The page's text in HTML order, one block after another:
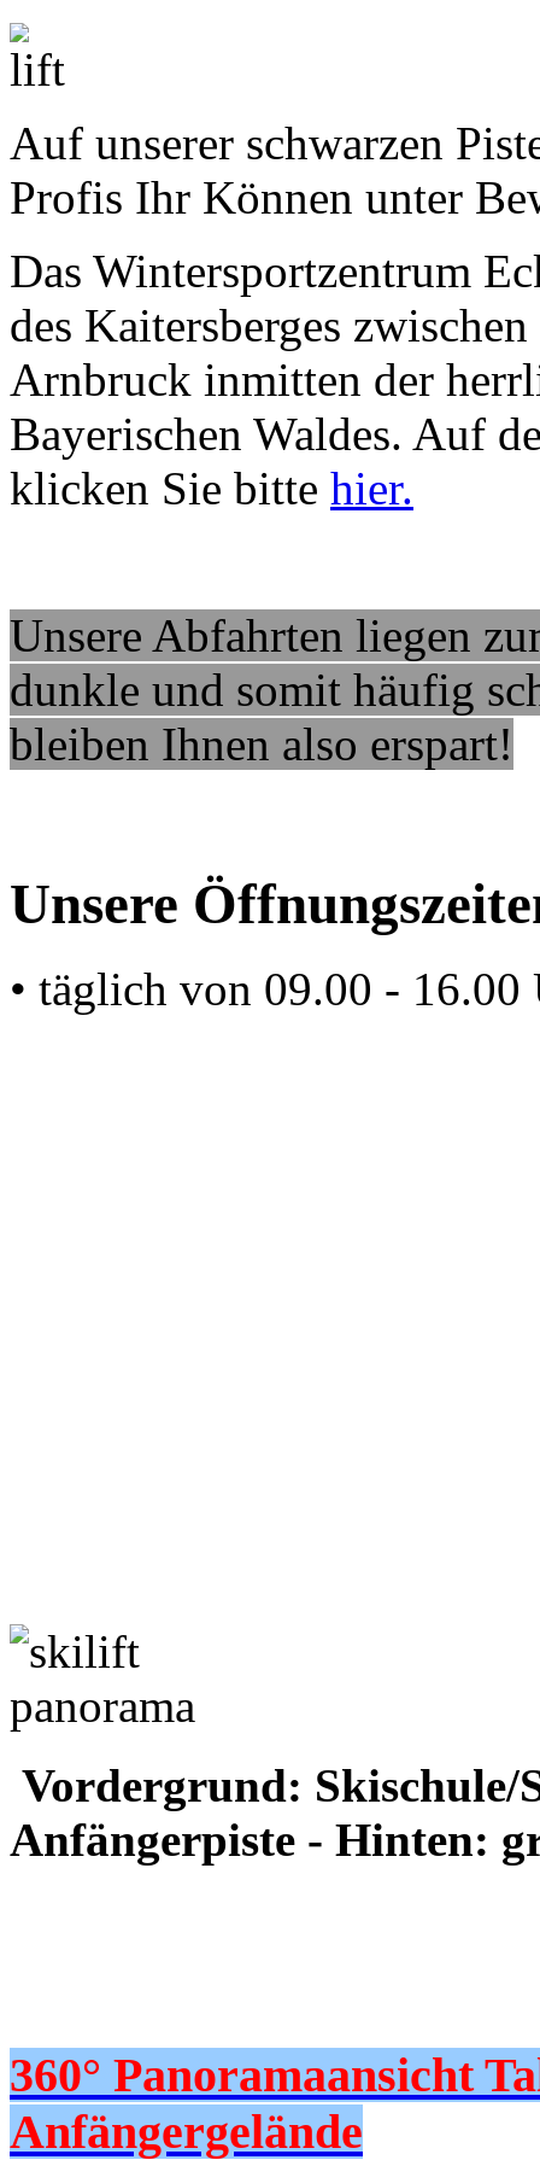
Auf unserer schwarzen
Profis Ihr Können unter
Das Wintersportzentrum
des Kaitersberges
Arnbruck inmitten der
Bayerischen Waldes. Auf
klicken Sie bitte hier.
Unsere Abfahrten liegen
dunkle und somit häufig
bleiben Ihnen also erspart!
Unsere
• täglich von 09.00 - 16.00
Vordergrund: Skischule/
Anfängerpiste - Hinten:
360° Panoramaansicht
Anfängergelände